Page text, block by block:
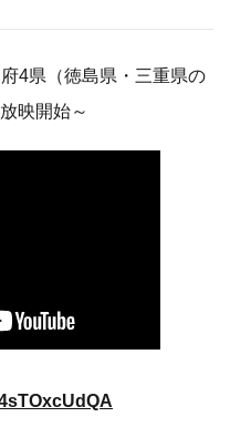
4県（徳島県・三重県の
映開始～